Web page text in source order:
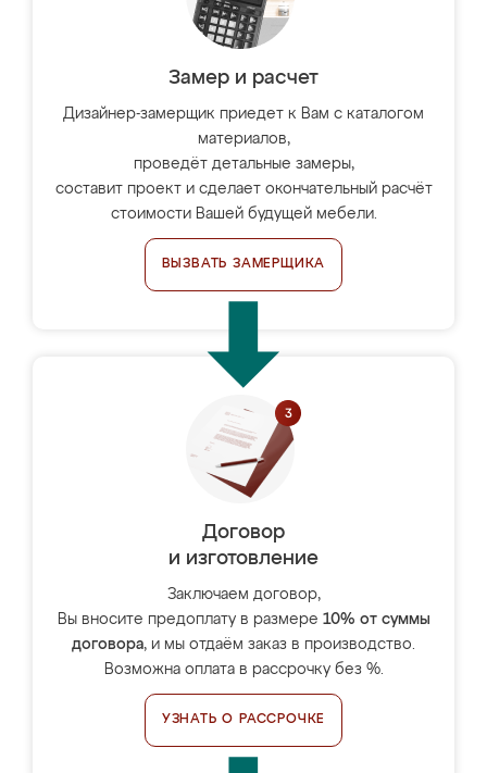
Замер и расчет
Дизайнер-замерщик приедет к Вам с каталогом
материалов,
проведёт детальные замеры,
составит проект и сделает окончательный расчёт
стоимости Вашей будущей мебели.
ВЫЗВАТЬ ЗАМЕРЩИКА
Договор
и изготовление
Заключаем договор,
Вы вносите предоплату в размере 10% от суммы
договора, и мы отдаём заказ в производство.
Возможна оплата в рассрочку без %.
УЗНАТЬ О РАССРОЧКЕ